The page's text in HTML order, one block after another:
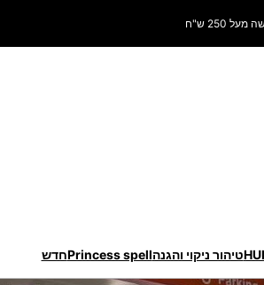
250 ש"ח
טיהור ניקוי והגנהPrincess spellחדש